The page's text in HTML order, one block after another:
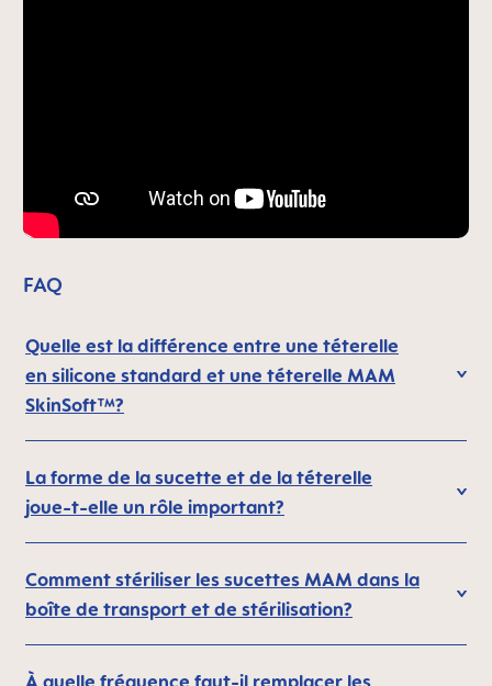
FAQ
Quelle est la différence entre une téterelle
en silicone standard et une téterelle MAM
SkinSoft™?
La forme de la sucette et de la téterelle
joue-t-elle un rôle important?
Comment stériliser les sucettes MAM dans la
boîte de transport et de stérilisation?
À quelle fréquence faut-il remplacer les